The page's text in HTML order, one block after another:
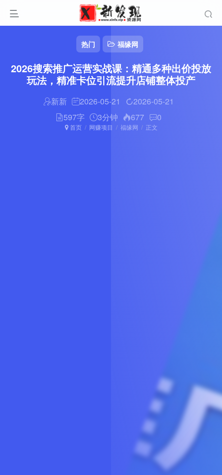
热门 福缘网
2026搜索推广运营实战课：精通多种出价投放
玩法，精准卡位引流提升店铺整体投产
新新 2026-05-21
2026-05-21
597字
3分钟 677 0
首页 网赚项目 福缘网 正文